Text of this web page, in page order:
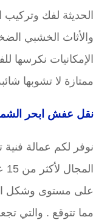
الحديثة لفك وتركيب
والأثاث الخشبي
الإمكانيات
ممتازة لا تشوبها
نقل عفش ابحر
نوفر لكم عمالة فنية
على مستوى وشكل
مما تتوقع . والتي